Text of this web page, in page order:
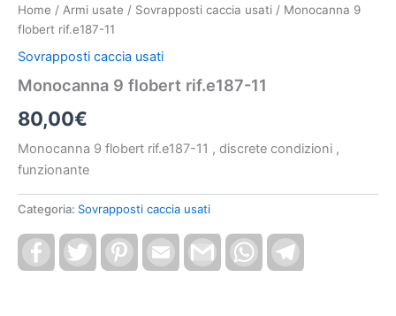
Home / Armi usate / Sovrapposti caccia usati / Monocanna 9
flobert rif.e187-11
Sovrapposti caccia usati
Monocanna 9 flobert rif.e187-11
80,00€
Monocanna 9 flobert rif.e187-11 , discrete condizioni ,
funzionante
Categoria: Sovrapposti caccia usati
FacebookTwitter Pinterest Email Gmail WhatsApp